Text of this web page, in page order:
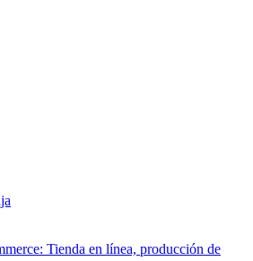
Tienda en línea, producción de